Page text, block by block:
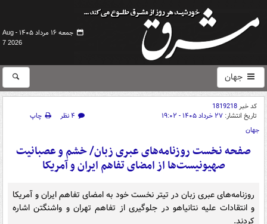
جمعه ۱۶ مرداد ۱۴۰۵ -
Aug
7 2026
جهان
کد خبر1819218
تاریخ انتشار: ۲۷ خرداد ۱۴۰۵ - ۱۹:۰۲ ۴ نظر
چاپ
جهان
صفحه نخست روزنامه‌های عبری زبان/ خشم و عصبانیت
صهیونیست‌ها از امضای تفاهم ایران و آمریکا
روزنامه‌های عبری زبان در تیتر نخست خود به امضای تفاهم ایران و آمریکا
و انتقادات علیه نتانیاهو در جلوگیری از تفاهم تهران و واشنگتن اشاره
کردند.